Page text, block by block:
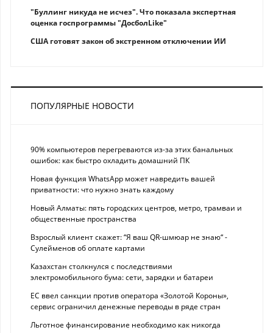
"Буллинг никуда не исчез". Что показала экспертная
оценка госпрограммы "ДосболLike"
США готовят закон об экстренном отключении ИИ
ПОПУЛЯРНЫЕ НОВОСТИ
90% компьютеров перегреваются из-за этих банальных
ошибок: как быстро охладить домашний ПК
Новая функция WhatsApp может навредить вашей
приватности: что нужно знать каждому
Новый Алматы: пять городских центров, метро, трамваи и
общественные пространства
Взрослый клиент скажет: “Я ваш QR-шмюар не знаю“ -
Сулейменов об оплате картами
Казахстан столкнулся с последствиями
электромобильного бума: сети, зарядки и батареи
ЕС ввел санкции против оператора «Золотой Короны»,
сервис ограничил денежные переводы в ряде стран
Льготное финансирование необходимо как никогда